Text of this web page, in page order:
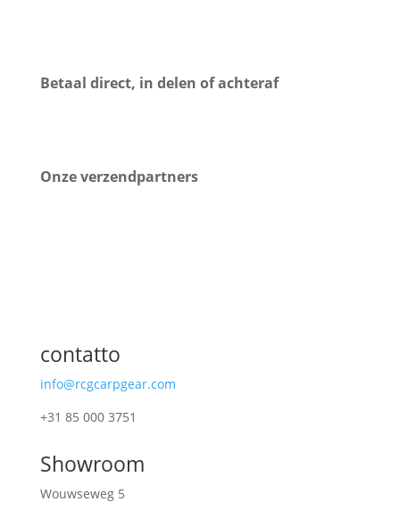
Betaal direct, in delen of achteraf
Onze verzendpartners
contatto
info@rcgcarpgear.com
+31 85 000 3751
Showroom
Wouwseweg 5